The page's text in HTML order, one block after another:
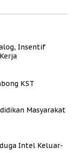
Insentif
KST
Masyarakat
Intel Keluar-